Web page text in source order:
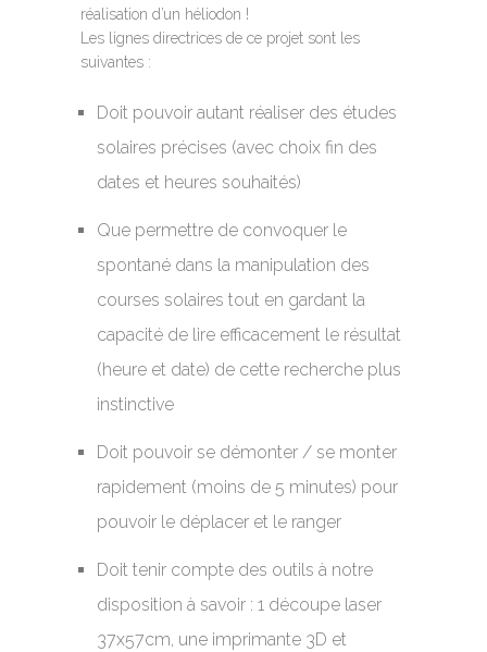
réalisation d’un héliodon !
Les lignes directrices de ce projet sont les
suivantes :
Doit pouvoir autant réaliser des études
solaires précises (avec choix fin des
dates et heures souhaités)
Que permettre de convoquer le
spontané dans la manipulation des
courses solaires tout en gardant la
capacité de lire efficacement le résultat
(heure et date) de cette recherche plus
instinctive
Doit pouvoir se démonter / se monter
rapidement (moins de 5 minutes) pour
pouvoir le déplacer et le ranger
Doit tenir compte des outils à notre
disposition à savoir : 1 découpe laser
37x57cm, une imprimante 3D et